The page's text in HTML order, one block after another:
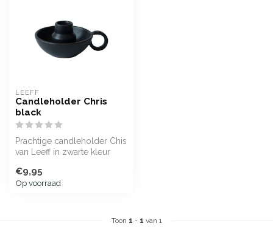
LEEFF
Candleholder Chris
black
Prachtige candleholder Chis
van Leeff in zwarte kleur
€9,95
Op voorraad
Toon 1 - 1 van 1